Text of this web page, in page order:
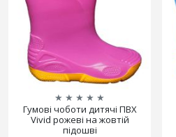
★ ★ ★ ★ ★
Гумові чоботи дитячі ПВХ
Vivid рожеві на жовтій
підошві